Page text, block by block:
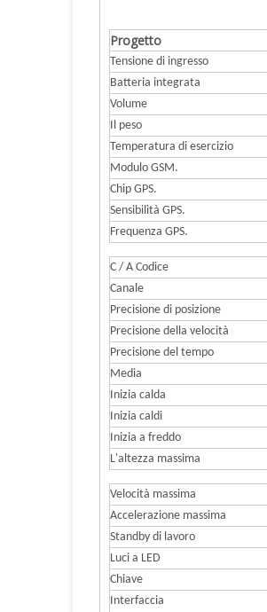
Progetto
Tensione di ingresso
Batteria integrata
Volume
Il peso
Temperatura di esercizio
Modulo GSM.
Chip GPS.
Sensibilità GPS.
Frequenza GPS.
C / A Codice
Canale
Precisione di posizione
Precisione della velocità
Precisione del tempo
Media
Inizia calda
Inizia caldi
Inizia a freddo
L'altezza massima
Velocità massima
Accelerazione massima
Standby di lavoro
Luci a LED
Chiave
Interfaccia